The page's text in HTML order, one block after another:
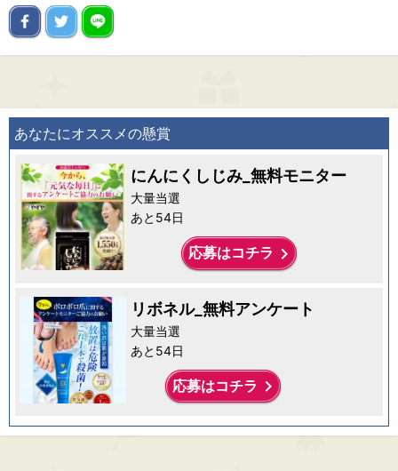
あなたにオススメの懸賞
にんにくしじみ_無料モニター
大量当選
あと54日
応募はコチラ keyboard_arrow_right
リボネル_無料アンケート
大量当選
あと54日
応募はコチラ keyboard_arrow_right